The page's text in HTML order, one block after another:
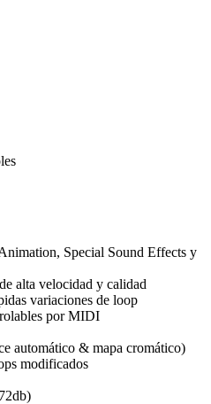
Special Sound Effects y
alta velocidad y calidad
variaciones de loop
por MIDI
automático & mapa cromático)
modificados